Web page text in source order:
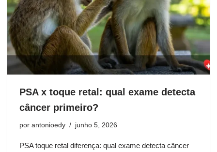
PSA x toque retal: qual exame detecta
câncer primeiro?
por antonioedy junho 5, 2026
PSA toque retal diferença: qual exame detecta câncer